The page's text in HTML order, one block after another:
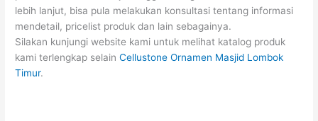
lebih lanjut, bisa pula melakukan konsultasi tentang informasi
mendetail, pricelist produk dan lain sebagainya.
Silakan kunjungi website kami untuk melihat katalog produk
kami terlengkap selainCellustone Ornamen Masjid Lombok
Timur.